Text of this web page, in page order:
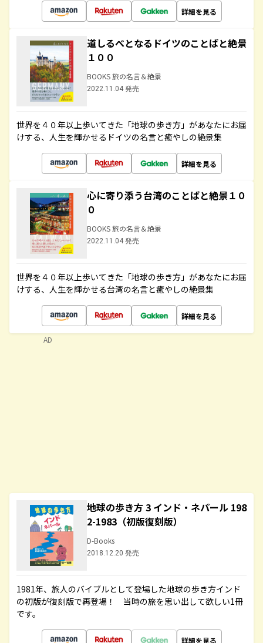
詳細を見る
道しるべとなるドイツのことばと絶景
１００
BOOKS 旅の名言＆絶景
2022.11.04 発売
世界を４０年以上歩いてきた「地球の歩き方」があなたにお届
けする、人生を輝かせるドイツの名言と癒やしの絶景集
詳細を見る
心に寄り添う台湾のことばと絶景１０
０
BOOKS 旅の名言＆絶景
2022.11.04 発売
世界を４０年以上歩いてきた「地球の歩き方」があなたにお届
けする、人生を輝かせる台湾の名言と癒やしの絶景集
詳細を見る
地球の歩き方 3 インド・ネパール 198
2-1983（初版復刻版）
D-Books
2018.12.20 発売
1981年、旅人のバイブルとして登場した地球の歩き方インド
の初版が復刻版で再登場！ 当時の旅を思い出して欲しい1冊
です。
詳細を見る
AD